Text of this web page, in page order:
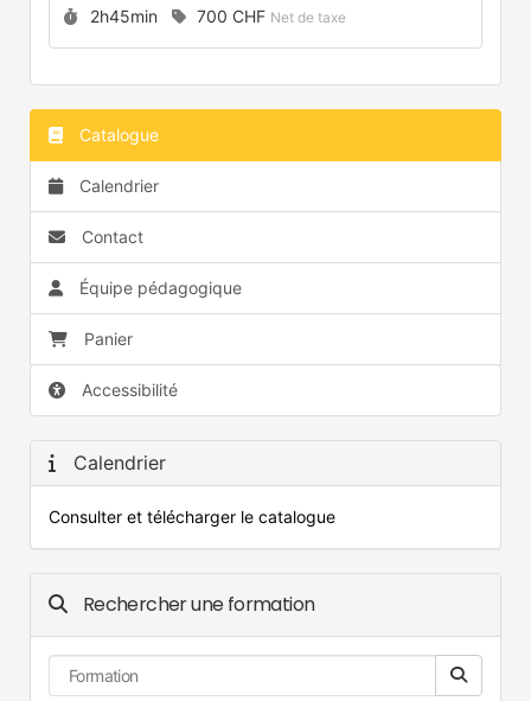
Durée :
2h45min Prix :
700 CHF Net de taxe
Catalogue
Calendrier
Contact
Équipe pédagogique
Panier
Accessibilité
Calendrier
Consulter et télécharger le catalogue
Rechercher une formation